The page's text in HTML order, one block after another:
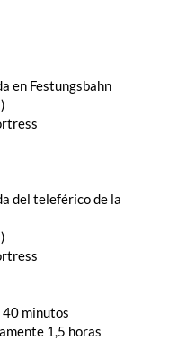
en Festungsbahn
del teleférico de la
40 minutos
1,5 horas